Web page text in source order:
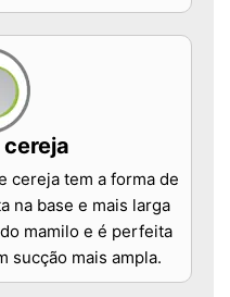
cereja tem a forma de
na base e mais larga
mamilo e é perfeita
sucção mais ampla.